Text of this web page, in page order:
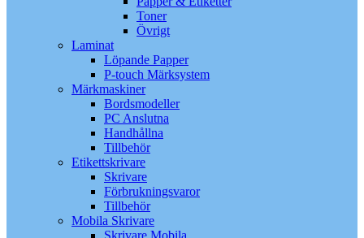
Toner
Övrigt
Laminat
Löpande Papper
P-touch Märksystem
Märkmaskiner
Bordsmodeller
PC Anslutna
Handhållna
Tillbehör
Etikettskrivare
Skrivare
Förbrukningsvaror
Tillbehör
Mobila Skrivare
Skrivare Mobila